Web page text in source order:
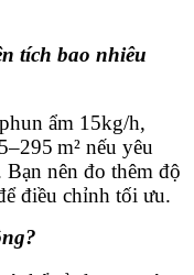
tích bao nhiêu
ẩm 15kg/h,
m² nếu yêu
nên đo thêm độ
điều chỉnh tối ưu.